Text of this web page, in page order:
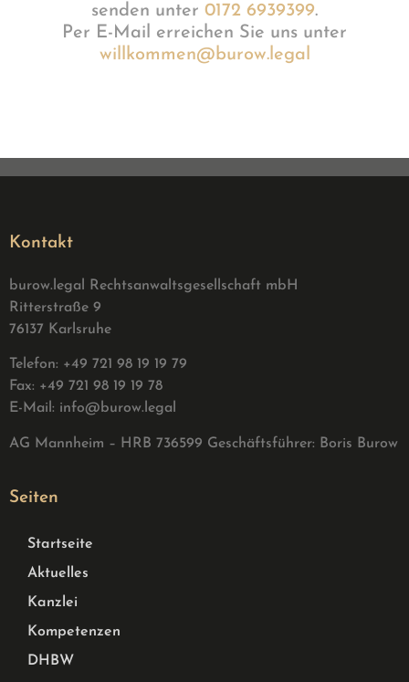
senden unter 0172 6939399.
Per E-Mail erreichen Sie uns unter
willkommen@burow.legal
Kontakt
burow.legal Rechtsanwaltsgesellschaft mbH
Ritterstraße 9
76137 Karlsruhe
Telefon: +49 721 98 19 19 79
Fax: +49 721 98 19 19 78
E-Mail: info@burow.legal
AG Mannheim – HRB 736599 Geschäftsführer: Boris Burow
Seiten
Startseite
Aktuelles
Kanzlei
Kompetenzen
DHBW